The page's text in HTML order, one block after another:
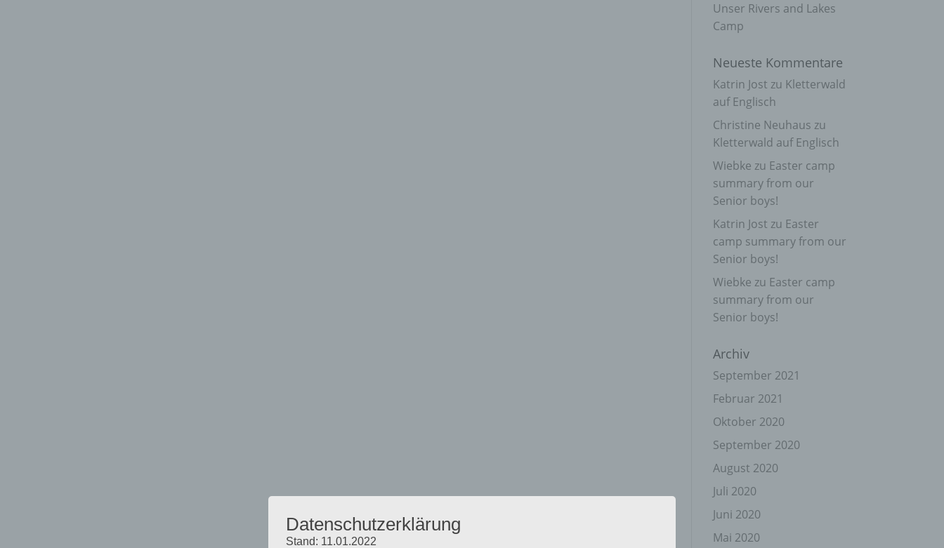
Unser Rivers and Lakes
Camp
Neueste Kommentare
Katrin Jost zu Kletterwald
auf Englisch
Christine Neuhaus zu
Kletterwald auf Englisch
Wiebke zu Easter camp
summary from our
Senior boys!
Katrin Jost zu Easter
camp summary from our
Senior boys!
Wiebke zu Easter camp
summary from our
Senior boys!
Archiv
September 2021
Februar 2021
Oktober 2020
September 2020
August 2020
Juli 2020
Juni 2020
Mai 2020
Datenschutzerklärung
Stand: 11.01.2022